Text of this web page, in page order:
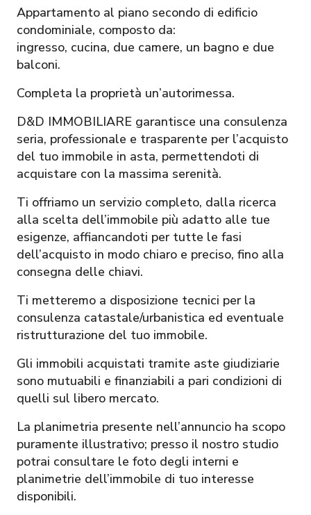
Appartamento al piano secondo di edificio
condominiale, composto da:
ingresso, cucina, due camere, un bagno e due
balconi.
Completa la proprietà un’autorimessa.
D&D IMMOBILIARE garantisce una consulenza
seria, professionale e trasparente per l’acquisto
del tuo immobile in asta, permettendoti di
acquistare con la massima serenità.
Ti offriamo un servizio completo, dalla ricerca
alla scelta dell’immobile più adatto alle tue
esigenze, affiancandoti per tutte le fasi
dell’acquisto in modo chiaro e preciso, fino alla
consegna delle chiavi.
Ti metteremo a disposizione tecnici per la
consulenza catastale/urbanistica ed eventuale
ristrutturazione del tuo immobile.
Gli immobili acquistati tramite aste giudiziarie
sono mutuabili e finanziabili a pari condizioni di
quelli sul libero mercato.
La planimetria presente nell’annuncio ha scopo
puramente illustrativo; presso il nostro studio
potrai consultare le foto degli interni e
planimetrie dell’immobile di tuo interesse
disponibili.